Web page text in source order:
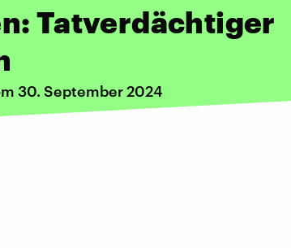
Tatverdächtiger
30. September 2024